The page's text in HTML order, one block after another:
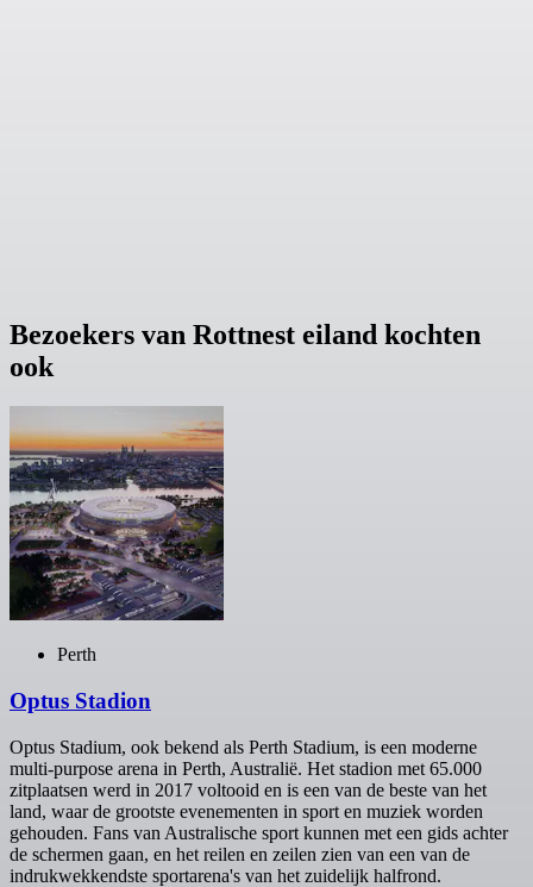
Bezoekers van Rottnest eiland kochten
ook
Perth
Optus Stadion
Optus Stadium, ook bekend als Perth Stadium, is een moderne
multi-purpose arena in Perth, Australië. Het stadion met 65.000
zitplaatsen werd in 2017 voltooid en is een van de beste van het
land, waar de grootste evenementen in sport en muziek worden
gehouden. Fans van Australische sport kunnen met een gids achter
de schermen gaan, en het reilen en zeilen zien van een van de
indrukwekkendste sportarena's van het zuidelijk halfrond.